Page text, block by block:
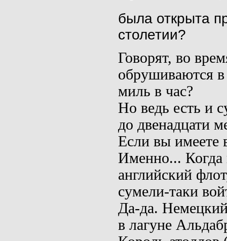
была открыта
столетии?
Говорят, во
обруши­ваются в
миль в час?
Но ведь есть и
до двенадцати
Если вы имеете
Именно... Когда
английский
сумели-таки
Да-да. Немецкий
в лагуне